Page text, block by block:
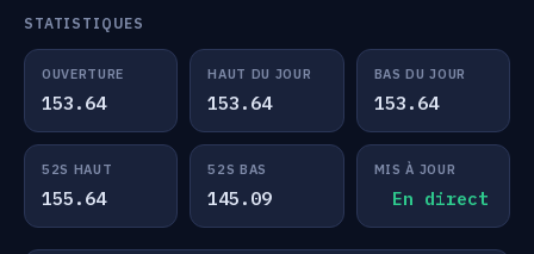
STATISTIQUES
OUVERTURE
153.64
HAUT DU JOUR
153.64
BAS DU JOUR
153.64
52S HAUT
155.64
52S BAS
145.09
MIS À JOUR
En direct